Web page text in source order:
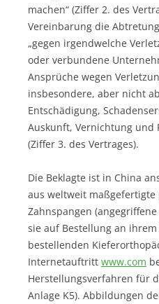
machen“ (Ziffer 2. des
Vereinbarung die
„gegen irgendwelche
oder verbundene
Ansprüche wegen
insbesondere, aber nicht
Entschädigung,
Auskunft, Vernichtung und
(Ziffer 3. des Vertrages).
Die Beklagte ist in China
aus weltweit
Zahnspangen
sie auf Bestellung an
bestellenden
Internetauftritt www.com
Herstellungsverfahren für
Anlage K5). Abbildungen